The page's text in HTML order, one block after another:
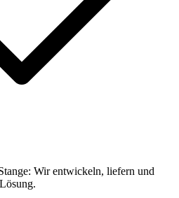
Wir entwickeln, liefern und